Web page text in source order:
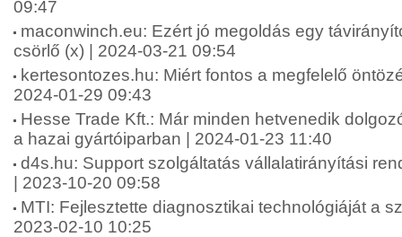
09:47
maconwinch.eu: Ezért jó megoldás egy
csörlő (x) | 2024-03-21 09:54
kertesontozes.hu: Miért fontos a megfelelő
2024-01-29 09:43
Hesse Trade Kft.: Már minden hetvenedik
a hazai gyártóiparban | 2024-01-23 11:40
d4s.hu: Support szolgáltatás vállalatirányítási
| 2023-10-20 09:58
MTI: Fejlesztette diagnosztikai technológiáját a
2023-02-10 10:25